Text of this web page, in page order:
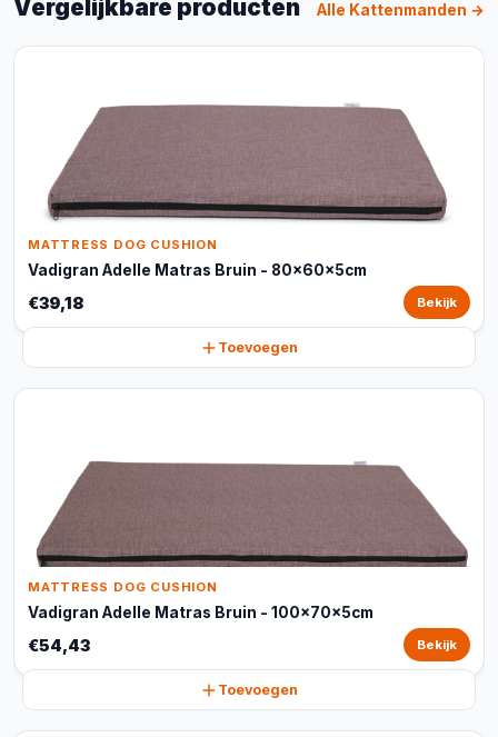
Vergelijkbare producten Alle Kattenmanden →
MATTRESS DOG CUSHION
Vadigran Adelle Matras Bruin - 80x60x5cm
€39,18 Bekijk
Toevoegen
MATTRESS DOG CUSHION
Vadigran Adelle Matras Bruin - 100x70x5cm
€54,43 Bekijk
Toevoegen